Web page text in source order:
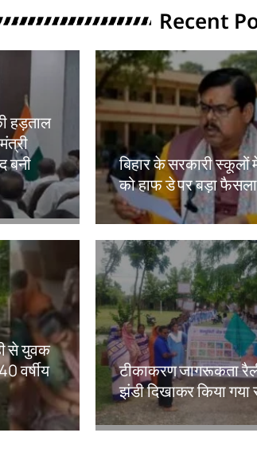
Recent
हड़ताल
बनी
बिहार के सरकारी स्कूलों
को हाफ डे पर बड़ा फैसला
Amit Lekh
से युवक
वर्षीय
टीकाकरण जागरूकता
झंडी दिखाकर किया गया
Amit Lekh